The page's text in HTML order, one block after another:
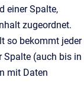
einer Spalte,
zugeordnet.
so bekommt jeder
Spalte (auch bis in
mit Daten